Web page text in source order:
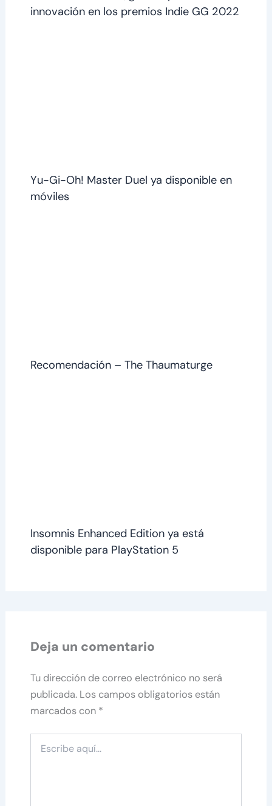
innovación en los premios Indie GG 2022
Yu-Gi-Oh! Master Duel ya disponible en
móviles
Recomendación – The Thaumaturge
Insomnis Enhanced Edition ya está
disponible para PlayStation 5
Deja un comentario
Tu dirección de correo electrónico no será
publicada. Los campos obligatorios están
marcados con *
aquí...